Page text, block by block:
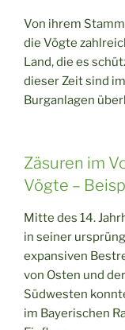
Von ihrem
die Vögte
Land, die es
dieser Zeit sind
Burganlagen
Zäsuren im
Vögte –
Mitte des 14.
in seiner
expansiven
von Osten und
Südwesten
im Bayerischen